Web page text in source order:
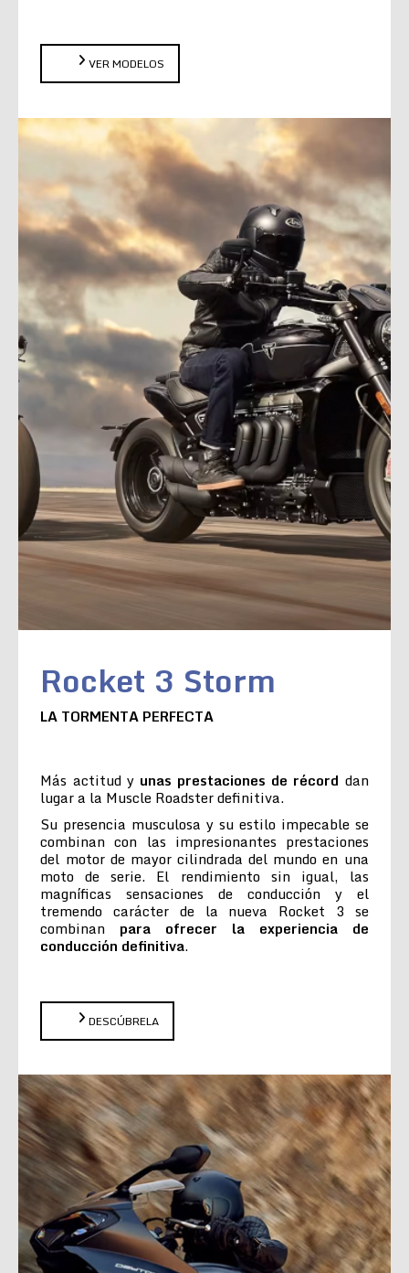
VER MODELOS
Rocket 3 Storm
LA TORMENTA PERFECTA
Más actitud y unas prestaciones de récord dan
lugar a la Muscle Roadster definitiva.
Su presencia musculosa y su estilo impecable se
combinan con las impresionantes prestaciones
del motor de mayor cilindrada del mundo en una
moto de serie. El rendimiento sin igual, las
magníficas sensaciones de conducción y el
tremendo carácter de la nueva Rocket 3 se
combinan para ofrecer la experiencia de
conducción definitiva.
DESCÚBRELA